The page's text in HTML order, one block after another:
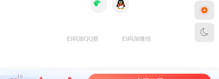
扫码加QQ群 扫码加微信
10